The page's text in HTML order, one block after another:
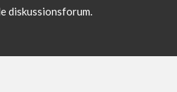
diskussionsforum.